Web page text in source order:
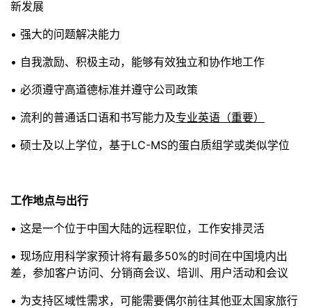
新发展
• 强大的问题解决能力
• 自我激励、积极主动，能够有效独立和协作地工作
• 必须遵守高道德标准并遵守公司政策
• 流利的普通话口语和书写能力及专业英语（重要）
• 硕士及以上学位，基于LC-MS的蛋白质组学或类似学位
工作地点与出行
• 这是一个位于中国大陆的远程职位，工作安排灵活
• 现场应用科学家预计将有最多50%的时间在中国境内出
差，参加客户访问、分销商会议、培训、用户活动和会议
• 为支持区域性需求，可能需要偶尔前往其他亚太国家旅行